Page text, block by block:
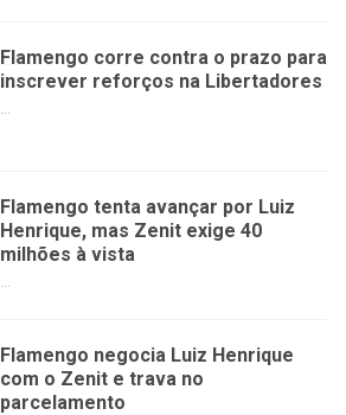
Flamengo corre contra o prazo para
inscrever reforços na Libertadores
...
Flamengo tenta avançar por Luiz
Henrique, mas Zenit exige 40
milhões à vista
Flamengo negocia Luiz Henrique
com o Zenit e trava no
parcelamento